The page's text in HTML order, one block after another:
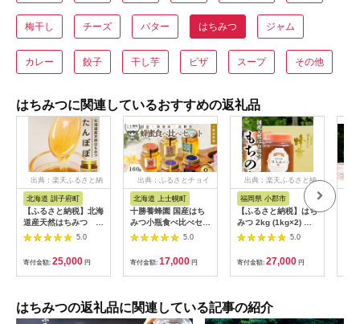
梅干し チーズ バター はちみつ ジャム
カレー 餃子 干し芋 ピザ スープ その他
はちみつに関連しているおすすめの返礼品
出典：楽天ふるさと納
北海道 訓子府町
【ふるさと納税】北海
道産天然はちみつ た
んぽぽ 1kg【配送不
可地域：離島・沖縄
県】【1056691】
5.0
寄付金額: 25,000 円
出典：ふるさとチョイ
北海道 上士幌町
十勝養蜂園 国産はち
みつ小瓶食べ比べセッ
ト 160g×6本
5.0
寄付金額: 17,000 円
出典：楽天ふるさと納
福岡県 小郡市
【ふるさと納税】はち
みつ 2kg (1kg×2) 非
加熱 国産 天然 純はち
みつ もちの木 蜂蜜 ハ
チミツ 天然蜂蜜 天然
はちみつ 国産はちみ
つ 国産蜂蜜 無添加 無
非加熱蜂蜜 瓶詰め 福
岡 福岡県 小郡市
5.0
寄付金額: 27,000 円
はちみつの返礼品に関連している記事の紹介